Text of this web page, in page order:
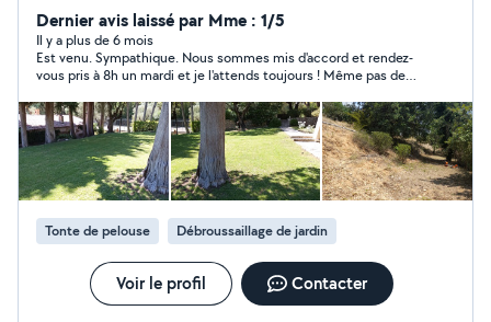
service de ménage particuliers et locations saisonnières.
Dernier avis laissé par Mme : 1/5
Il y a plus de 6 mois
Est venu. Sympathique. Nous sommes mis d'accord et rendez-
vous pris à 8h un mardi et je l'attends toujours ! Même pas de
m'étonnant de ne pas le voir venir !!! Pas sérieux donc
Tonte de pelouse Débroussaillage de jardin
Voir le profil Contacter